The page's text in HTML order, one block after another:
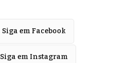
Siga em Facebook
Siga em Instagram